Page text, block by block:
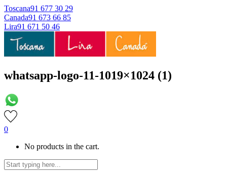
Toscana91 677 30 29
Canada91 673 66 85
Lira91 671 50 46
whatsapp-logo-11-1019×1024 (1)
0
No products in the cart.